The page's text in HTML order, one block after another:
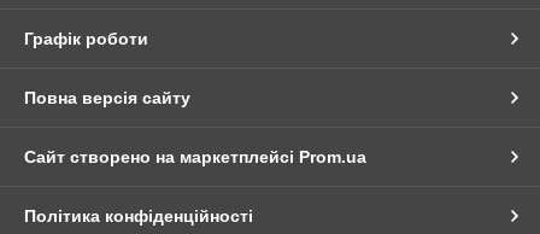
Графік роботи
Повна версія сайту
Сайт створено на маркетплейсі Prom.ua
Політика конфіденційності